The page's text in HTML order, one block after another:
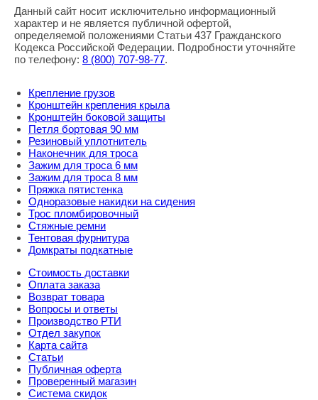
Данный сайт носит исключительно информационный
характер и не является публичной офертой,
определяемой положениями Статьи 437 Гражданского
Кодекса Российской Федерации. Подробности уточняйте
по телефону: 8 (800) 707-98-77.
Крепление грузов
Кронштейн крепления крыла
Кронштейн боковой защиты
Петля бортовая 90 мм
Резиновый уплотнитель
Наконечник для троса
Зажим для троса 6 мм
Зажим для троса 8 мм
Пряжка пятистенка
Одноразовые накидки на сидения
Трос пломбировочный
Стяжные ремни
Тентовая фурнитура
Домкраты подкатные
Стоимость доставки
Оплата заказа
Возврат товара
Вопросы и ответы
Производство РТИ
Отдел закупок
Карта сайта
Статьи
Публичная оферта
Проверенный магазин
Система скидок